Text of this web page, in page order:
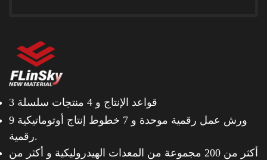
3 قواعد الإنتاج و 4 منتجات سلسلة
9 ورش عمل رقمية موحدة و
7 خطوط إنتاج أوتوماتيكية
رقمية.
أكثر من 200 مجموعة من المعدات الهيدروليكية و أكثر من